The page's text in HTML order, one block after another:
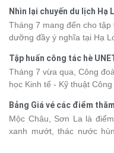
trình phù hợp với nhu cầu
phá vùng đất này, việc
động hơn trong lịch trình
khảo bảng giá vé tham
năm 2026 ngay dưới đây.
Nhìn lại chuyến du lịch Hạ
Hưng 2026
Tháng 7 mang đến cho
dưỡng đầy ý nghĩa tại Hạ
kết, sẻ chia và lưu giữ
nhìn lại chuyến đi ngập
quên.
Tập huấn công tác hè
Đồ Sơn
Tháng 7 vừa qua, Công
học Kinh tế - Kỹ thuật
chỉ là dịp nâng cao kỹ
chương trình còn mang
góp phần gắn kết tập thể
Bảng Giá vé các điểm
Mộc Châu, Sơn La là
xanh mướt, thác nước